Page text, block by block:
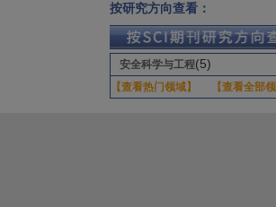
按研究方向查看：
安全科学与工程(5)
【查看热门领域】 【查看全部领